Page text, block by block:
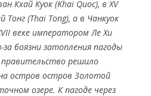
Кхай Куок (Khai Quoc), в XV
Тонг (Thai Tong), а в Чанкуок
веке императором Ле Хи
за боязни затопления пагоды
правительство решило
остров остров Золотой
озере. К пагоде через